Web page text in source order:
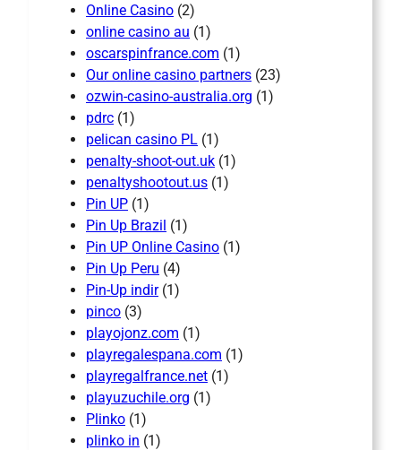
Online Casino (2)
online casino au (1)
oscarspinfrance.com (1)
Our online casino partners (23)
ozwin-casino-australia.org (1)
pdrc (1)
pelican casino PL (1)
penalty-shoot-out.uk (1)
penaltyshootout.us (1)
Pin UP (1)
Pin Up Brazil (1)
Pin UP Online Casino (1)
Pin Up Peru (4)
Pin-Up indir(1)
pinco (3)
playojonz.com (1)
playregalespana.com (1)
playregalfrance.net (1)
playuzuchile.org (1)
Plinko (1)
plinko in (1)